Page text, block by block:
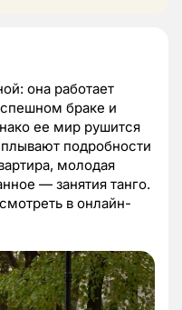
она работает
браке и
ее мир рушится
подробности
молодая
— занятия танго.
в онлайн-